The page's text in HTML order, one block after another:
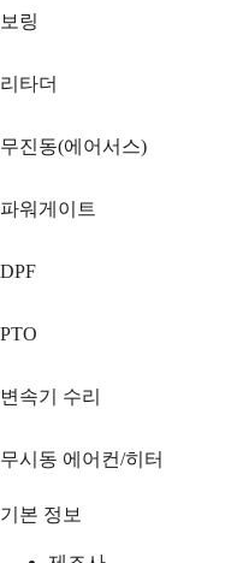
보링
리타더
무진동(에어서스)
파워게이트
DPF
PTO
변속기 수리
무시동 에어컨/히터
기본 정보